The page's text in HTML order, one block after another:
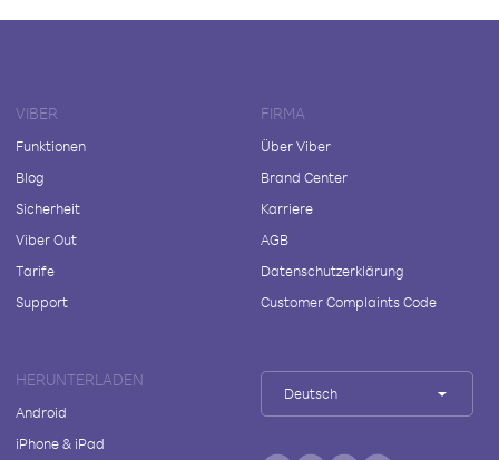
VIBER
Funktionen
Blog
Sicherheit
Viber Out
Tarife
Support
FIRMA
Über Viber
Brand Center
Karriere
AGB
Datenschutzerklärung
Customer Complaints Code
HERUNTERLADEN
Android
iPhone & iPad
Deutsch